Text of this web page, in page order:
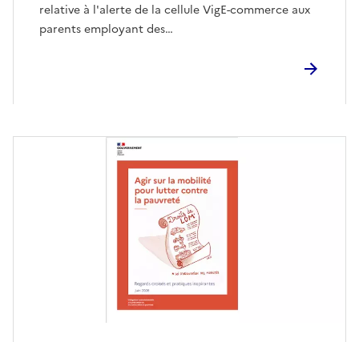
relative à l'alerte de la cellule VigE-commerce aux
parents employant des…